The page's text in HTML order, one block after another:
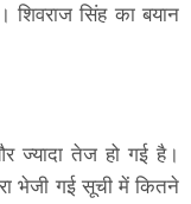
शिवराज सिंह का बयान
ज्यादा तेज हो गई है।
भेजी गई सूची में कितने